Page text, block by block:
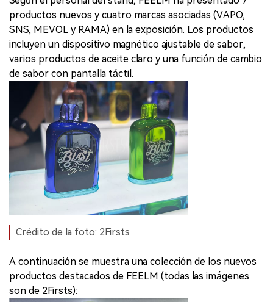
productos nuevos y cuatro marcas asociadas (VAPO,
SNS, MEVOL y RAMA) en la exposición. Los productos
incluyen un dispositivo magnético ajustable de sabor,
varios productos de aceite claro y una función de cambio
de sabor con pantalla táctil.
Crédito de la foto: 2Firsts
A continuación se muestra una colección de los nuevos
productos destacados de FEELM (todas las imágenes
son de 2Firsts):